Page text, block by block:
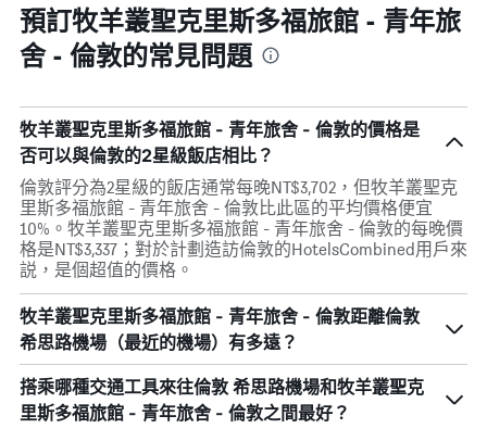
預訂牧羊叢聖克里斯多福旅館 - 青年旅
舍 - 倫敦的常見問題
牧羊叢聖克里斯多福旅館 - 青年旅舍 - 倫敦的價格是
否可以與倫敦的2星級飯店相比？
倫敦評分為2星級的飯店通常每晚NT$3,702，但牧羊叢聖克
里斯多福旅館 - 青年旅舍 - 倫敦比此區的平均價格便宜
10%。牧羊叢聖克里斯多福旅館 - 青年旅舍 - 倫敦的每晚價
格是NT$3,337；對於計劃造訪倫敦的HotelsCombined用戶來
説，是個超值的價格。
牧羊叢聖克里斯多福旅館 - 青年旅舍 - 倫敦距離倫敦
希思路機場（最近的機場）有多遠？
搭乘哪種交通工具來往倫敦 希思路機場和牧羊叢聖克
里斯多福旅館 - 青年旅舍 - 倫敦之間最好？